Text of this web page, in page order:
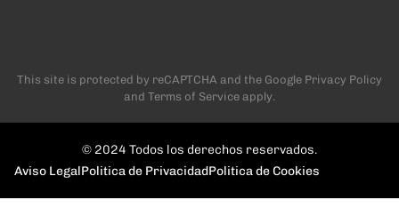
This site is protected by reCAPTCHA and the Google Privacy Policy
and Terms of Service apply.
© 2024 Todos los derechos reservados.
Aviso LegalPolitica de PrivacidadPolitica de Cookies